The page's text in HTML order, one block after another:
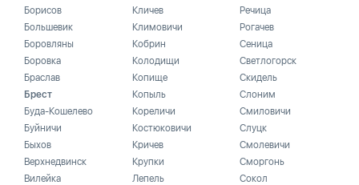
Борисов
Большевик
Боровляны
Боровка
Браслав
Брест
Буда-Кошелево
Буйничи
Быхов
Верхнедвинск
Вилейка
Кличев
Климовичи
Кобрин
Колодищи
Копище
Копыль
Кореличи
Костюковичи
Кричев
Крупки
Лепель
Речица
Рогачев
Сеница
Светлогорск
Скидель
Слоним
Смиловичи
Слуцк
Смолевичи
Сморгонь
Сокол